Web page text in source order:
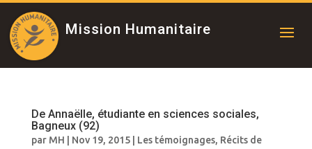
Mission Humanitaire
De Annaëlle, étudiante en sciences sociales,
Bagneux (92)
par MH Nov 19, 2015| Les témoignages, Récits de